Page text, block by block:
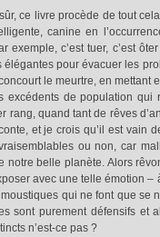
ce livre procède de tout
canine en
c’est tuer, c’est
pour évacuer les
le meurtre, en mettant
excédents de population qui
rang, quand tant de rêves
et je crois qu’il est vain
ou non, car
notre belle planète. Alors
avec une telle émotion –
qui ne font que se
sont purement défensifs et
n’est-ce pas ?